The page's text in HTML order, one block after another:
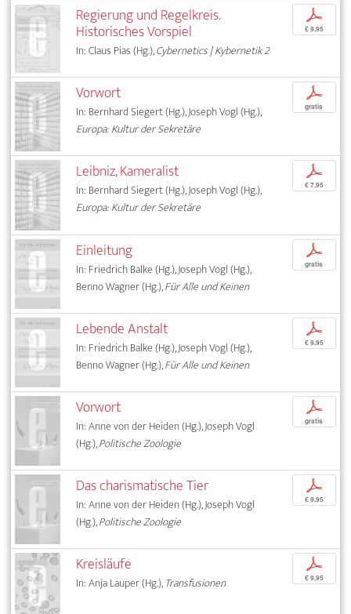
Regierung und Regelkreis.
Historisches Vorspiel
In: Claus Pias (Hg.),Cybernetics | Kybernetik 2
p
€ 9,95
Vorwort
In: Bernhard Siegert (Hg.), Joseph Vogl (Hg.),
Europa: Kultur der Sekretäre
p
gratis
Leibniz, Kameralist
In: Bernhard Siegert (Hg.), Joseph Vogl (Hg.),
Europa: Kultur der Sekretäre
p
€ 7,95
Einleitung
In: Friedrich Balke (Hg.), Joseph Vogl (Hg.),
Benno Wagner (Hg.),Für Alle und Keinen
p
gratis
Lebende Anstalt
In: Friedrich Balke (Hg.), Joseph Vogl (Hg.),
Benno Wagner (Hg.),Für Alle und Keinen
p
€ 9,95
Vorwort
In: Anne von der Heiden (Hg.), Joseph Vogl
(Hg.),Politische Zoologie
p
gratis
Das charismatische Tier
In: Anne von der Heiden (Hg.), Joseph Vogl
(Hg.),Politische Zoologie
p
€ 9,95
Kreisläufe
In: Anja Lauper (Hg.),Transfusionen
p
€ 9,95